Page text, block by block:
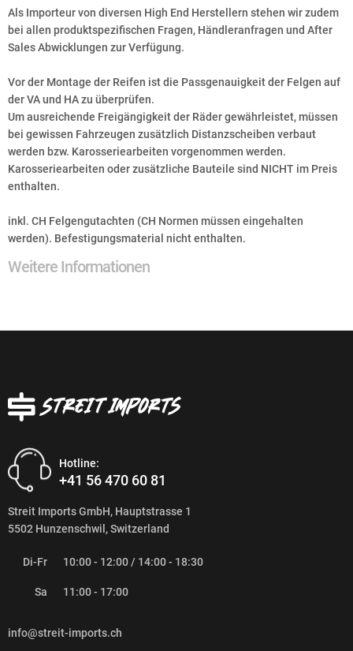
Als Importeur von diversen High End Herstellern stehen wir zudem
bei allen produktspezifischen Fragen, Händleranfragen und After
Sales Abwicklungen zur Verfügung.
Vor der Montage der Reifen ist die Passgenauigkeit der Felgen auf
der VA und HA zu überprüfen.
Um ausreichende Freigängigkeit der Räder gewährleistet, müssen
bei gewissen Fahrzeugen zusätzlich Distanzscheiben verbaut
werden bzw. Karosseriearbeiten vorgenommen werden.
Karosseriearbeiten oder zusätzliche Bauteile sind NICHT im Preis
enthalten.
inkl. CH Felgengutachten (CH Normen müssen eingehalten
werden). Befestigungsmaterial nicht enthalten.
Weitere Informationen
Hotline:
+41 56 470 60 81
Streit Imports GmbH, Hauptstrasse 1
5502 Hunzenschwil, Switzerland
Di-Fr 10:00 - 12:00 / 14:00 - 18:30
Sa 11:00 - 17:00
info@streit-imports.ch